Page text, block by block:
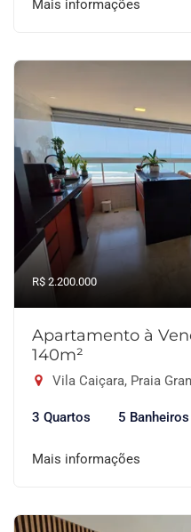
Mais informações
R$ 2.200.000
Apartamento à
140m²
Vila Caiçara, Praia
3 Quartos 5 Banheiros
Mais informações